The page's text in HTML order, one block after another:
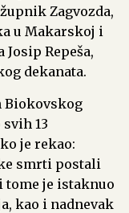
Zagvozda,
u Makarskoj i
Repeša,
dekanata.
Biokovskog
13
je rekao:
smrti postali
tome je istaknuo
kao i nadnevak